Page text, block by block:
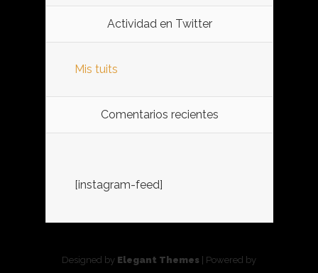
Actividad en Twitter
Mis tuits
Comentarios recientes
[instagram-feed]
Designed by Elegant Themes | Powered by